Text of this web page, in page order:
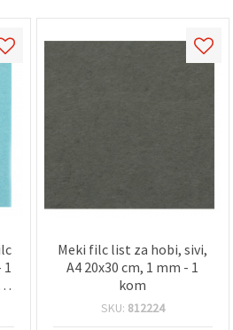
Meki filc list za hobi, sivi,
A4 20x30 cm, 1 mm - 1
kom
SKU: 812224